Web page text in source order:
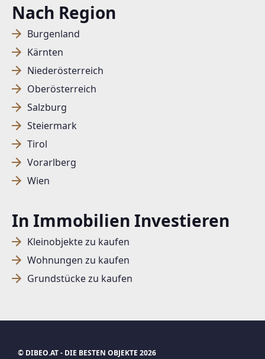
Nach Region
Burgenland
Kärnten
Niederösterreich
Oberösterreich
Salzburg
Steiermark
Tirol
Vorarlberg
Wien
In Immobilien Investieren
Kleinobjekte zu kaufen
Wohnungen zu kaufen
Grundstücke zu kaufen
SUCHAGENT ANLEGEN FÜR DIE
AKTUELLEN SUCHKRITERIEN
Dieser Filter wird viele Treffer erzeugen. Bitte setzen
Treffer verfeinern
in denDatenschutzbestimmungen
zu.
© DIBEO.AT - DIE BESTEN OBJEKTE 2026